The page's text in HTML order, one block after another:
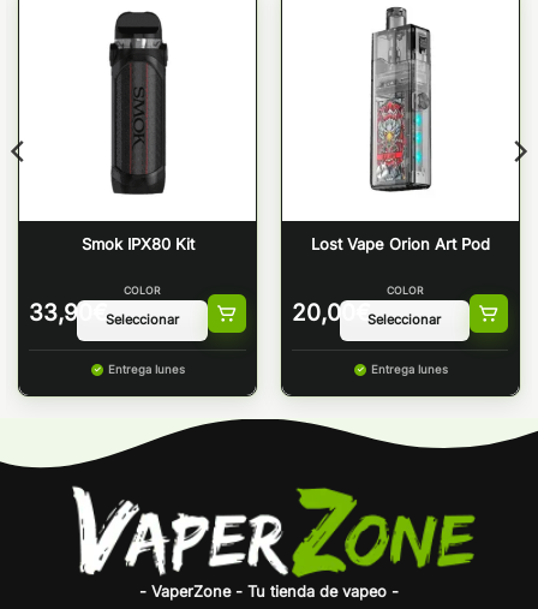
Smok IPX80 Kit
33,90 €
COLOR
Entrega lunes
Lost Vape Orion Art Pod
20,00 €
COLOR
Entrega lunes
- VaperZone - Tu tienda de vapeo -